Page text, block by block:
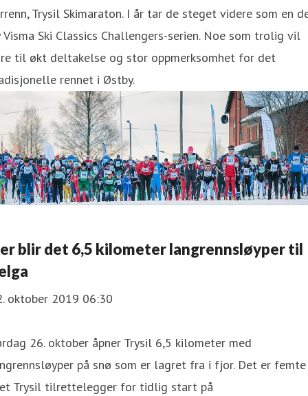
Trysil Skimaraton. I år tar de steget videre som en
Visma Ski Classics Challengers-serien. Noe som trolig vil
til økt deltakelse og stor oppmerksomhet for det
rennet i Østby.
blir det 6,5 kilometer langrennsløyper til
oktober 2019 06:30
26. oktober åpner Trysil 6,5 kilometer med
på snø som er lagret fra i fjor. Det er femte
Trysil tilrettelegger for tidlig start på